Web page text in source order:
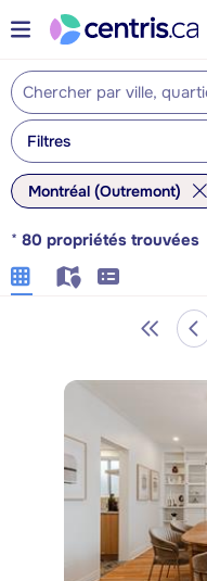
Filtres
Montréal (Outremont)
* 80 propriétés trouvées